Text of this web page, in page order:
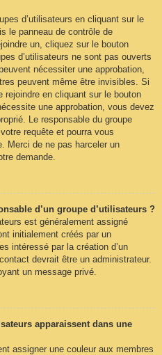
d’utilisateurs en cliquant sur le
le panneau de contrôle de
un, cliquez sur le bouton
d’utilisateurs ne sont pas ouverts
nécessiter une approbation,
peuvent même être invisibles. Si
rejoindre en cliquant sur le bouton
une approbation, vous devez
Le responsable du groupe
requête et pourra vous
Merci de ne pas harceler un
demande.
d’un groupe d’utilisateurs ?
est généralement assigné
initialement créés par un
intéressé par la création d’un
devrait être un administrateur.
un message privé.
apparaissent dans une
assigner une couleur aux membres